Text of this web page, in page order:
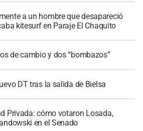
a un hombre que desapareció
kitesurf en Paraje El Chaquito
de cambio y dos “bombazos”
DT tras la salida de Bielsa
Privada: cómo votaron Losada,
en el Senado